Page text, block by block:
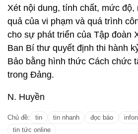
Xét nội dung, tính chất, mức độ,
quả của vi phạm và quá trình
cho sự phát triển của Tập đoàn
Ban Bí thư quyết định thi hành
Bảo bằng hình thức Cách chức
trong Đảng.
N. Huyền
Chủ đề: tin tin nhanh đọc báo
tin tức online